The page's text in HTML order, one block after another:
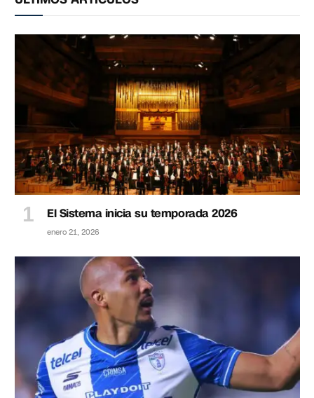
El Sistema inicia su temporada 2026
enero 21, 2026